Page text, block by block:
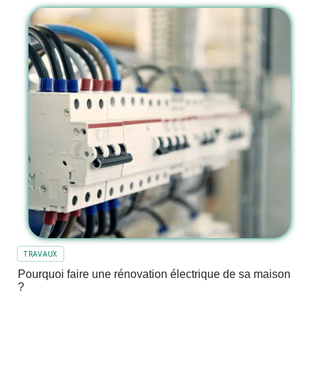
TRAVAUX
Pourquoi faire une rénovation électrique de sa maison
?